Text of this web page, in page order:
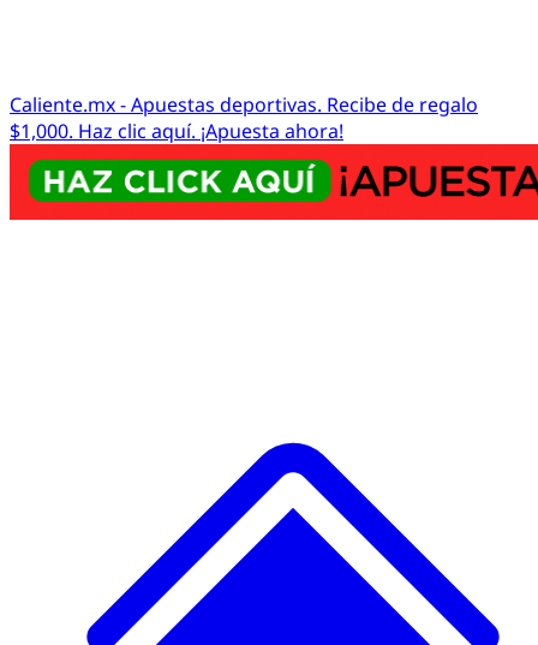
Caliente.mx - Apuestas deportivas. Recibe de regalo
$1,000. Haz clic aquí. ¡Apuesta ahora!